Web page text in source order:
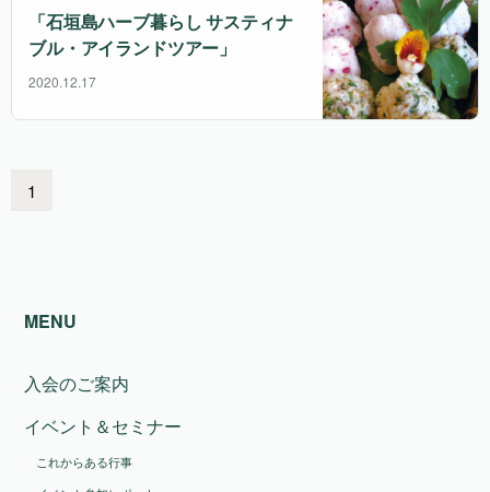
「石垣島ハーブ暮らし サスティナ
ブル・アイランドツアー」
2020.12.17
1
MENU
入会のご案内
イベント＆セミナー
これからある行事